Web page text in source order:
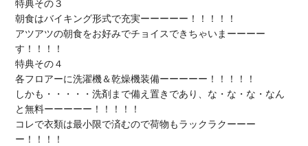
特典その３
朝食はバイキング形式で充実ーーーーー！！！！！
アツアツの朝食をお好みでチョイスできちゃいまーーーー
す！！！！
特典その４
各フロアーに洗濯機＆乾燥機装備ーーーーー！！！！！
しかも・・・・・洗剤まで備え置きであり、な・な・な・なん
と無料ーーーーー！！！！！
コレで衣類は最小限で済むので荷物もラックラクーーー
ー！！！！